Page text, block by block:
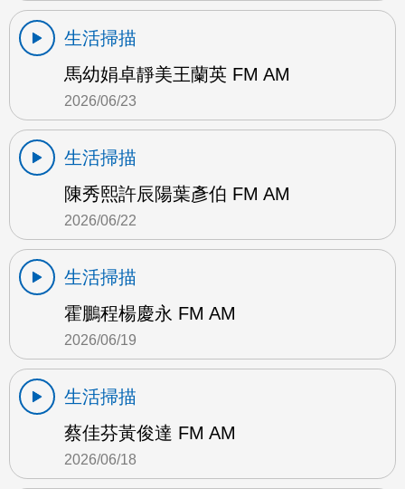
生活掃描
馬幼娟卓靜美王蘭英 FM AM
2026/06/23
生活掃描
陳秀熙許辰陽葉彥伯 FM AM
2026/06/22
生活掃描
霍鵬程楊慶永 FM AM
2026/06/19
生活掃描
蔡佳芬黃俊達 FM AM
2026/06/18